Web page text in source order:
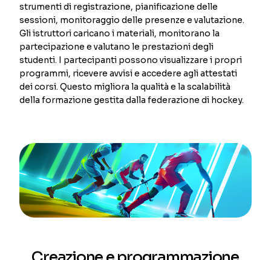
strumenti di registrazione, pianificazione delle
sessioni, monitoraggio delle presenze e valutazione.
Gli istruttori caricano i materiali, monitorano la
partecipazione e valutano le prestazioni degli
studenti. I partecipanti possono visualizzare i propri
programmi, ricevere avvisi e accedere agli attestati
dei corsi. Questo migliora la qualità e la scalabilità
della formazione gestita dalla federazione di hockey.